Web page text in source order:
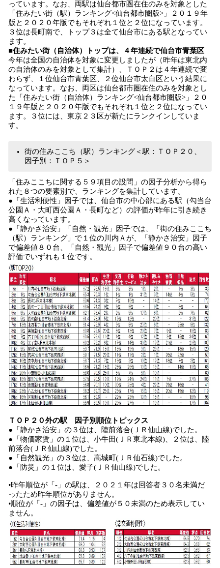
っています。なお、両駅は仙台都市圏在住のみを対象とした
「住みたい街（駅）ランキング<仙台都市圏版>」２０１９年
版と２０２０年版でもそれぞれ１位と２位になっています。
３位は長町南で、トップ３は全て仙台市にある駅となってい
ます。
■住みたい街（自治体）トップは、４年連続で仙台市青葉区
今年は全国の自治体を対象に変更しましたが（昨年は東北内
の自治体のみを対象として集計）、ＴＯＰ２は４年連続で変
わらず、１位仙台市青葉区、２位仙台市太白区という結果に
なっています。なお、両区は仙台都市圏在住のみを対象とし
た「住みたい街（自治体）ランキング<仙台都市圏版>」２０
１９年版と２０２０年版でもそれぞれ１位と２位になってい
ます。３位には、東京２３区が新たにランクインしていま
す。
街の住みここち（駅）ランキング＜駅：ＴＯＰ２０、
因子別：ＴＯＰ５＞
「住みここちに関する５９項目の設問」の因子分析から得ら
れた８つの要素別で、ランキングを集計しています。
●「生活利便性」因子では、仙台市の中心部にある駅（勾当台
公園Ａ・大町西公園Ａ・長町など）の評価が昨年に引き続き
高くなっています。
●「静かさ治安」「自然・観光」因子では、「街の住みここち
（駅）ランキング」で１位の川内Ａが、「静かさ治安」因子
で偏差値８０台、「自然・観光」因子で偏差値９０台の高い
評価でいずれも１位です。
ＴＯＰ２０外の駅 因子別順位トピックス
●「静かさ治安」の３位は、陸前落合(ＪＲ仙山線)でした。
●「物価家賃」の１位は、小牛田(ＪＲ東北本線)、２位は、陸
前落合(ＪＲ仙山線)でした。
●「自然観光」の３位は、高城町(ＪＲ仙石線)でした。
●「防災」の１位は、愛子(ＪＲ仙山線)でした。
•昨年順位が「-」の駅は、２０２１年は回答者３０名未満だ
ったため昨年順位がありません。
•順位が「-」の因子は、偏差値が５０未満のため表示してい
ません。